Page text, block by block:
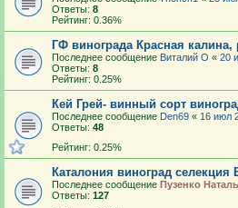
Ответы: 8
Рейтинг: 0.36%
ГФ винограда Красная
Последнее сообщение Виталий О « 20
Ответы: 8
Рейтинг: 0.25%
Кей Грей- винный сорт
Последнее сообщение Den69 « 16 июл
Ответы: 48
Рейтинг: 0.25%
Каталония виноград селекция
Последнее сообщение Пузенко
Ответы: 127